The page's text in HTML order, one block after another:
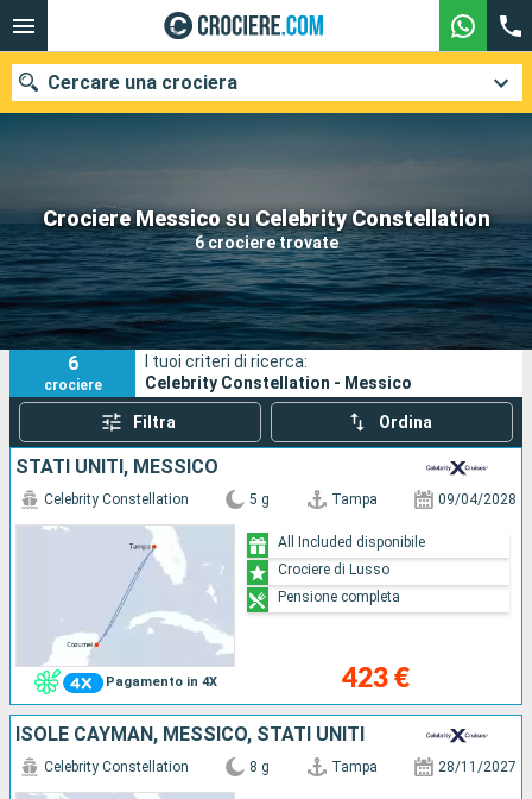
Crociere Messico su Celebrity Constellation
6 crociere trovate
Cercare una crociera
Le nostre destinazioni
Mesi di partenza
Porti Compagnie
Ricerca
6
crociere
I tuoi criteri di ricerca:
Celebrity Constellation - Messico
Filtra Ordina
STATI UNITI, MESSICO
Pagamento in 4X
Celebrity Constellation 5 g Tampa 09/04/2028
423 €
All Included disponibile
Crociere di Lusso
Pensione completa
ISOLE CAYMAN, MESSICO, STATI UNITI
Celebrity Constellation 8 g Tampa 28/11/2027